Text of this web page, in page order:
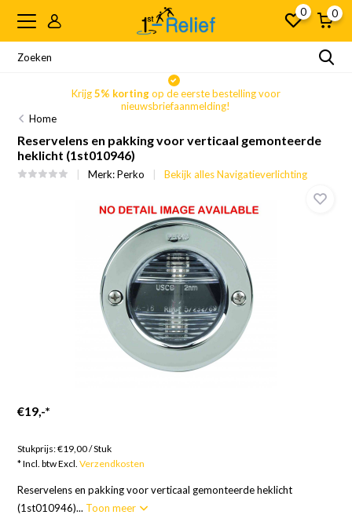
0 0
Krijg5% kortingop de eerste bestelling voor
nieuwsbriefaanmelding!
Home
Reservelens en pakking voor verticaal gemonteerde
heklicht (1st010946)
Merk:Perko Bekijk alles Navigatieverlichting
€19,-*
Stukprijs:€19,00/Stuk
* Incl. btw Excl.Verzendkosten
Reservelens en pakking voor verticaal gemonteerde heklicht
(1st010946)... Toon meer